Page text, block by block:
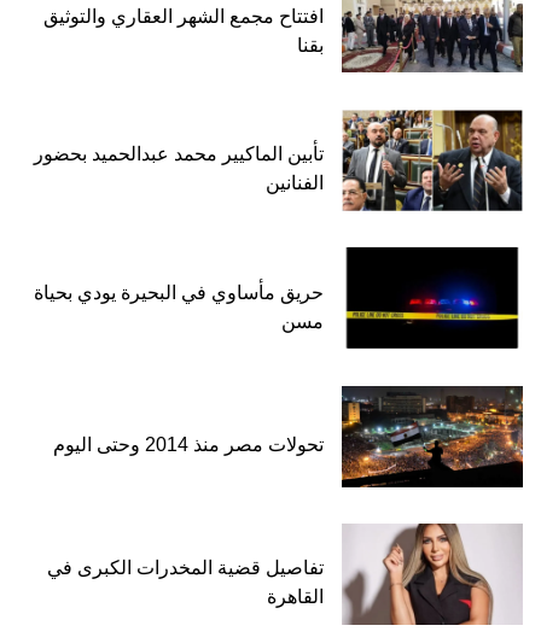
افتتاح مجمع الشهر العقاري والتوثيق
بقنا
تأبين الماكيير محمد عبدالحميد بحضور
الفنانين
حريق مأساوي في البحيرة يودي بحياة
مسن
تحولات مصر منذ 2014 وحتى اليوم
تفاصيل قضية المخدرات الكبرى في
القاهرة